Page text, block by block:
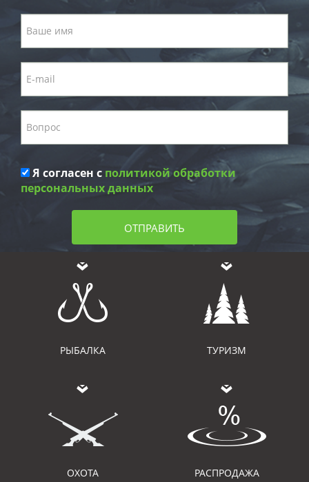
Я согласен с политикой обработки
персональных данных
ОТПРАВИТЬ
РЫБАЛКА ТУРИЗМ
ОХОТА РАСПРОДАЖА